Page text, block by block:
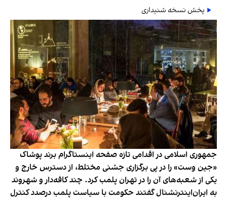
پخش نسخه شنیداری
جمهوری اسلامی در اقدامی تازه صفحه اینستاگرام برند پوشاک
«جین وست» را در پی برگزاری جشنی مختلط، از دسترس خارج و
یکی از شعبه‌های آن را در تهران پلمب کرد. چند کافه‌‌دار و شهروند
به ایران‌اینترنشنال گفتند حکومت با سیاست پلمب درصدد کنترل